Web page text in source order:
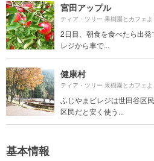
宮田アップル
ティア・ツリー 果樹園とカフェ
2日目、朝食を食べたら出
レジから車で...
健康村
ティア・ツリー 果樹園とカフェ
ふじやまビレジは世田谷区
区民だと安く使う...
基本情報